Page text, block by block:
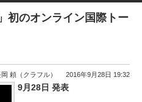
初のオンライン国際トー
岡 頼（クラフル） 2016年9月28日 19:32
9月28日 発表